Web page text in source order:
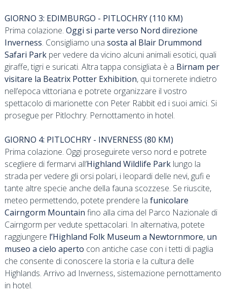
GIORNO 3: EDIMBURGO - PITLOCHRY (110 KM)
Prima colazione. Oggi si parte verso Nord direzione
Inverness. Consigliamo una sosta al Blair Drummond
Safari Parkper vedere da vicino alcuni animali esotici, quali
giraffe, tigri e suricati. Altra tappa consigliata è a Birnam per
visitare la Beatrix Potter Exhibition, qui tornerete indietro
nell’epoca vittoriana e potrete organizzare il vostro
spettacolo di marionette con Peter Rabbit ed i suoi amici. Si
prosegue per Pitlochry. Pernottamento in hotel.
GIORNO 4: PITLOCHRY - INVERNESS (80 KM)
Prima colazione. Oggi proseguirete verso nord e potrete
scegliere di fermarvi all’Highland Wildlife Park lungo la
strada per vedere gli orsi polari, i leopardi delle nevi, gufi e
tante altre specie anche della fauna scozzese. Se riuscite,
meteo permettendo, potete prendere la funicolare
Cairngorm Mountain fino alla cima del Parco Nazionale di
Cairngorm per vedute spettacolari. In alternativa, potete
raggiungere l’Highland Folk Museum a Newtornmore, un
museo a cielo aperto con antiche case con i tetti di paglia
che consente di conoscere la storia e la cultura delle
Highlands. Arrivo ad Inverness, sistemazione pernottamento
in hotel.